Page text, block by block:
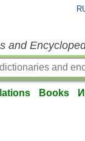
and
Books